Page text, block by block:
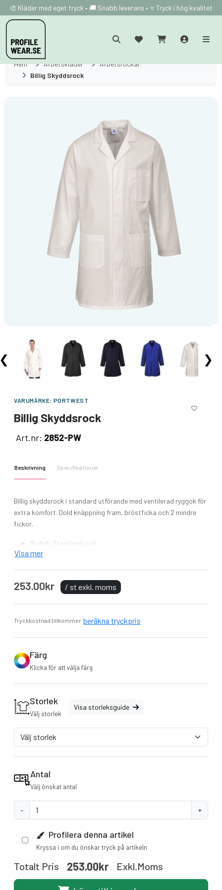
🎨 Kläder med eget tryck • 🚚 Snabb leverans • ⭐ Tryck i hög kvalitet
Hem Arbetskläder
Arbetsrockar
Billig Skyddsrock
❯
VARUMÄRKE: PORTWEST
Billig Skyddsrock
Art.nr: 2852-PW
Beskrivning Specifikationer
Billig skyddsrock i standard utförande med ventilerad ryggok för
extra komfort. Dold knäppning fram, bröstficka och 2 mindre
fickor.
Modell: Standard rock
Material: 65%polyester o 35% bomull som inte krymper
Slitstark tyg hållbar twill med utmärkt hållbara färger
Två lägre fickor
Visa mer
253.00kr / st exkl. moms
Tryckkostnad tillkommer beräkna tryckpris
Färg
Klicka för att välja färg
Storlek
Välj storlek
Visa storleksguide
Antal
Välj önskat antal
- +
Profilera denna artikel
Kryssa i om du önskar tryck på artikeln
Totalt Pris 253.00kr Exkl.moms